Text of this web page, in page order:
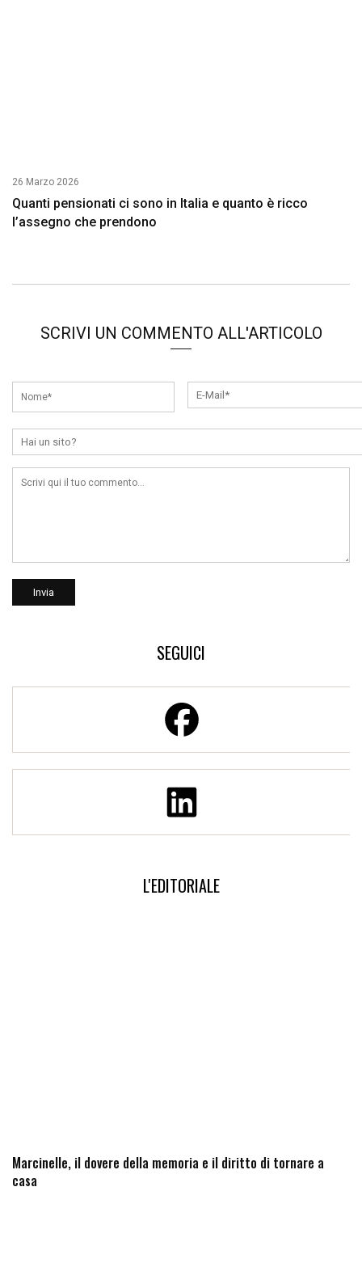
26 Marzo 2026
Quanti pensionati ci sono in Italia e quanto è ricco
l’assegno che prendono
SCRIVI UN COMMENTO ALL'ARTICOLO
SEGUICI
L'EDITORIALE
Marcinelle, il dovere della memoria e il diritto di tornare a
casa